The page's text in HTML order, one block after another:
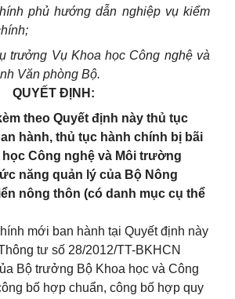
phủ hướng dẫn nghiệp vụ kiểm
trưởng Vụ Khoa học Công nghệ và
Văn phòng Bộ.
QUYẾT ĐỊNH:
theo Quyết định này thủ tục
hành, thủ tục hành chính bị bãi
Công nghệ và Môi trường
năng quản lý của Bộ Nông
nông thôn (có danh mục cụ thể
mới ban hành tại Quyết định này
tư số 28/2012/TT-BKHCN
Bộ trưởng Bộ Khoa học và Công
bố hợp chuẩn, công bố hợp quy